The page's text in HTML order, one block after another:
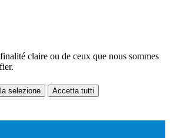
claire ou de ceux que nous sommes
selezione Accetta tutti